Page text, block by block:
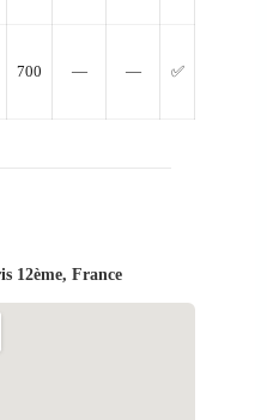
700 — — ✅
12ème, France